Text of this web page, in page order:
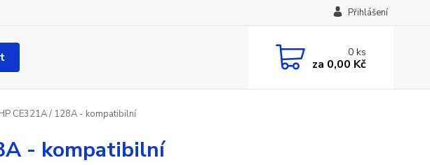
Přihlášení
0ks
za 0,00 Kč
CE321A / 128A - kompatibilní
- kompatibilní